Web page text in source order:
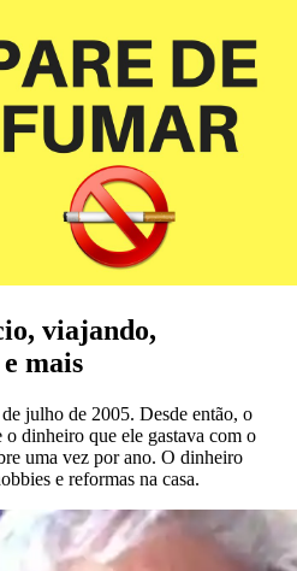
viajando,
mais
julho de 2005. Desde então, o
o dinheiro que ele gastava com o
uma vez por ano. O dinheiro
e reformas na casa.